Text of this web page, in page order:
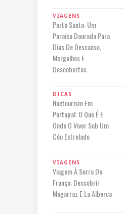
VIAGENS
Porto Santo: Um
Paraíso Dourado Para
Dias De Descanso,
Mergulhos E
Descobertas
DICAS
Noctourism Em
Portugal: O Que É E
Onde O Viver Sob Um
Céu Estrelado
VIAGENS
Viagem À Serra De
França: Descobrir
Mogarraz E La Alberca